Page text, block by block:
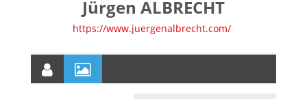
Jürgen ALBRECHT
https://www.juergenalbrecht.com/